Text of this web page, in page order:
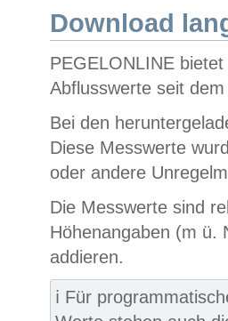
Download
PEGELONLINE
Abflusswerte seit
Bei den
Diese Messwerte
oder andere
Die Messwerte sind
Höhenangaben (m ü.
addieren.
ℹ️ Für